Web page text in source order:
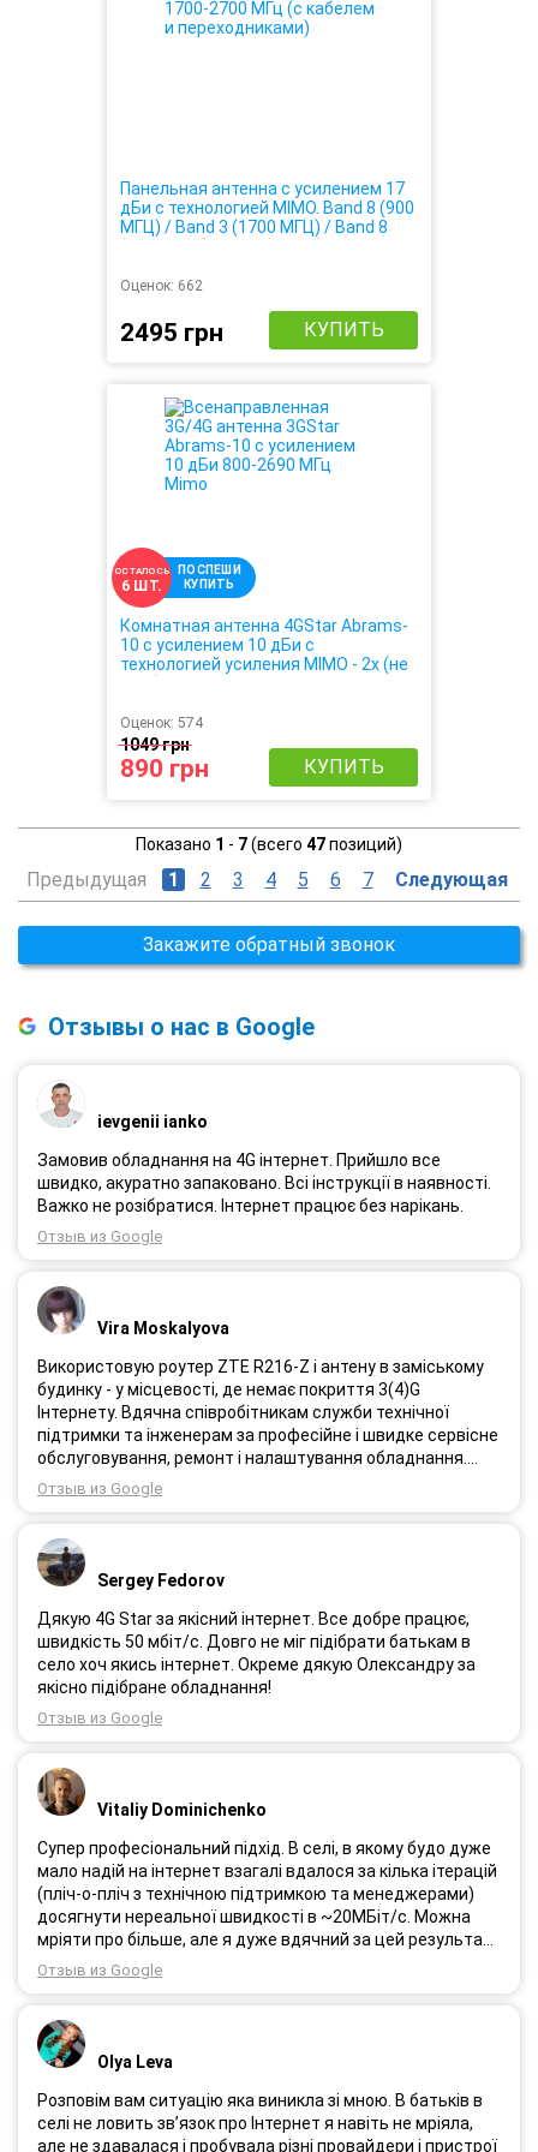
Панельная антенна с усилением 17
дБи с технологией MIMO. Band 8 (900
МГЦ) / Band 3 (1700 МГЦ) / Band 8
Оценок: 662
2495 грн КУПИТЬ
ПОСПЕШИ
КУПИТЬ
ОСТАЛОСЬ
6 ШТ.
Комнатная антенна 4GStar Abrams-
10 с усилением 10 дБи с
технологией усиления MIMO - 2х (не
требует настройки, крепиться на
раза)
Оценок: 574
1049 грн
890 грн КУПИТЬ
Показано 1 - 7(всего 47позиций)
Предыдущая 1 2 3 4 5 6 7 Следующая
Закажите обратный звонок
Отзывы о нас в Google
ievgenii ianko
Замовив обладнання на 4G інтернет. Прийшло все
швидко, акуратно запаковано. Всі інструкції в наявності.
Важко не розібратися. Інтернет працює без нарікань.
Отзыв из Google
Vira Moskalyova
Використовую роутер ZTE R216-Z і антену в заміському
будинку - у місцевості, де немає покриття 3(4)G
Інтернету. Вдячна співробітникам служби технічної
підтримки та інженерам за професійне і швидке сервісне
обслуговування, ремонт і налаштування обладнання.
Через 3 роки після покупки я не шкодую про прийняте
тоді рішення придбати обладнання в компанії 3G star
Отзыв из Google
Sergey Fedorov
Дякую 4G Star за якісний інтернет. Все добре працює,
швидкість 50 мбіт/с. Довго не міг підібрати батькам в
село хоч якись інтернет. Окреме дякую Олександру за
якісно підібране обладнання!
Отзыв из Google
Vitaliy Dominichenko
Супер професіональний підхід. В селі, в якому будо дуже
мало надій на інтернет взагалі вдалося за кілька ітерацій
(пліч-о-пліч з технічною підтримкою та менеджерами)
досягнути нереальної швидкості в ~20МБіт/с. Можна
мріяти про більше, але я дуже вдячний за цей результат,
так як перші спроби впиралися в максимум 4-5 МБіт/с.
Спробували усіх можливих операторів, обертав десятки
доплатою і вдалося неможливе :) Дякую вам! Безумовно
вдячний і радий знайомству.
Отзыв из Google
Olya Leva
Розповім вам ситуацію яка виникла зі мною. В батьків в
селі не ловить зв’язок про Інтернет я навіть не мріяла,
але не здавалася і пробувала різні провайдери і пристрої